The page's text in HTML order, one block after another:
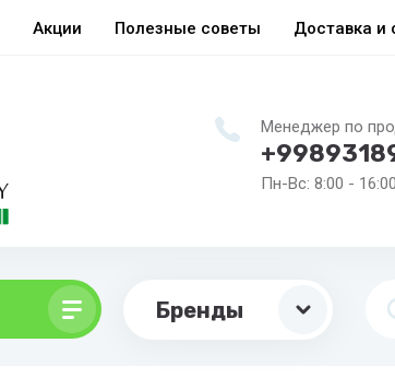
Акции Полезные советы Доставка и
Менеджер по
Пн-Вс: 8:00 - 16:00
Бренды